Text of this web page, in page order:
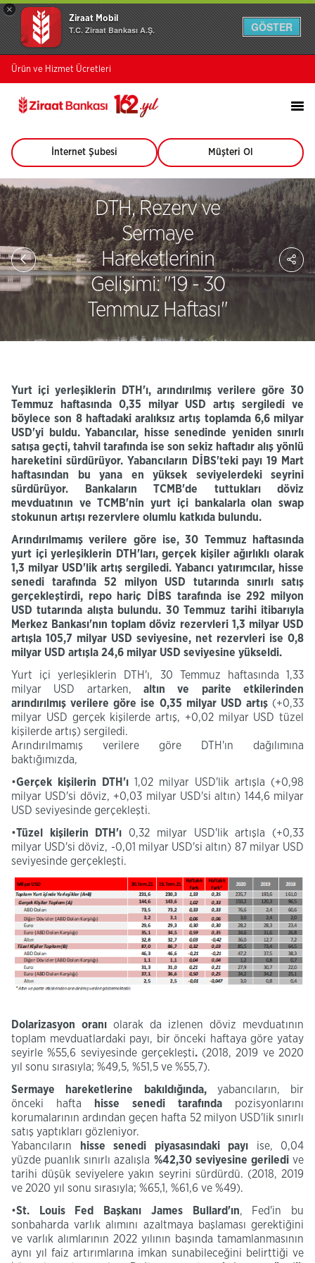
×
Ziraat Mobil
T.C. Ziraat Bankası A.Ş. GÖSTER
Ürün ve Hizmet Ücretleri
İnternet Şubesi
(Bu
sayfa
yeni
pencerede
açılacaktır)
Müşteri Ol
(Bu
sayfa
yeni
pencerede
açılacaktır)
DTH, Rezerv ve
Sermaye
Hareketlerinin
Gelişimi: "19 - 30
Temmuz Haftası"
Yurt içi yerleşiklerin DTH'ı, arındırılmış verilere göre 30
Temmuz haftasında 0,35 milyar USD artış sergiledi
ve
böylece son 8 haftadaki aralıksız artış toplamda 6,6 milyar
USD'yi buldu. Yabancılar, hisse senedinde yeniden sınırlı
satışa geçti, tahvil tarafında ise son sekiz haftadır alış yönlü
hareketini sürdürüyor. Yabancıların
DİBS'tekipayı 19 Mart
haftasından bu yana en yüksek seviyelerdeki seyrini
sürdürüyor.
Bankaların TCMB'de tuttukları döviz
mevduatının ve TCMB'nin yurt içi bankalarla olan swap
stokunun artışı rezervlere olumlu katkıda bulundu.
Arındırılmamış verilere göre ise, 30 Temmuz haftasında
yurt içi yerleşiklerin
DTH'ları, gerçek kişiler ağırlıklı olarak
1,3 milyar USD'lik artış sergiledi. Yabancı yatırımcılar, hisse
senedi tarafında 52 milyon USD tutarında sınırlı satış
gerçekleştirdi, repo hariç DİBS tarafında ise 292 milyon
USD tutarında alışta bulundu. 30 Temmuz tarihi itibarıyla
Merkez Bankası'nın toplam döviz rezervleri 1,3 milyar USD
artışla 105,7 milyar USD seviyesine, net rezervleri ise 0,8
milyar USD artışla 24,6 milyar USD seviyesine yükseldi.
Yurt içi yerleşiklerin DTH'ı, 30 Temmuz haftasında 1,33
milyar USD artarken,
altınve pariteetkilerinden
arındırılmış verilere göre ise 0,35 milyar USD artış (+0,33
milyar USD gerçek kişilerde artış, +0,02 milyar USD tüzel
kişilerde artış) sergiledi.
Arındırılmamış verilere göre DTH'ın dağılımına
baktığımızda,
•Gerçek kişilerin DTH'ı 1,02 milyar USD'lik artışla (+0,98
milyar USD'si döviz, +0,03 milyar USD'si altın) 144,6 milyar
USD seviyesinde gerçekleşti.
•Tüzel kişilerin DTH'ı 0,32 milyar USD'lik artışla (+0,33
milyar USD'si döviz, -0,01 milyar USD'si altın) 87 milyar USD
seviyesinde gerçekleşti.
Dolarizasyon oranı olarak da izlenen döviz mevduatının
toplam mevduatlardaki payı, bir önceki haftaya göre yatay
seyirle %55,6 seviyesinde gerçekleşti. (2018, 2019 ve 2020
yıl sonu sırasıyla; %49,5, %51,5 ve %55,7).
Sermaye hareketlerine bakıldığında, yabancıların, bir
önceki hafta
hisse senedi tarafında pozisyonlarını
korumalarının ardından geçen hafta 52 milyon USD'lik sınırlı
satış yaptıkları gözleniyor.
Yabancıların
hisse senedi piyasasındaki payı ise,
0,04
yüzde puanlık sınırlı azalışla %42,30 seviyesine geriledive
tarihi düşük seviyelere yakın seyrini sürdürdü. (2018, 2019
ve 2020 yıl sonu sırasıyla; %65,1, %61,6 ve %49).
•St. Louis Fed Başkanı James Bullard'ın, Fed'in bu
sonbaharda varlık alımını azaltmaya başlaması gerektiğini
ve varlık alımlarının 2022 yılının başında tamamlanmasının
aynı yıl faiz artırımlarına imkan sunabileceğini belirttiği ve